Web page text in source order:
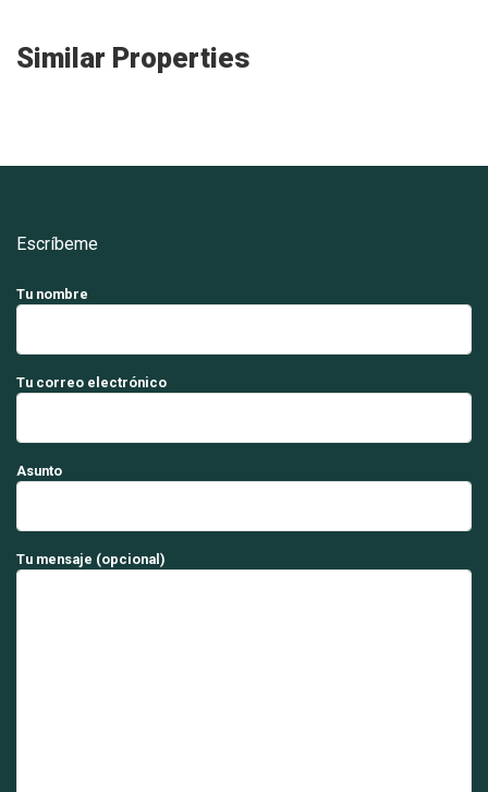
Similar Properties
Escríbeme
Tu nombre
Tu correo electrónico
Asunto
Tu mensaje (opcional)